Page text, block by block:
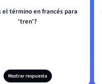
el término en francés para
'tren'?
Mostrar respuesta